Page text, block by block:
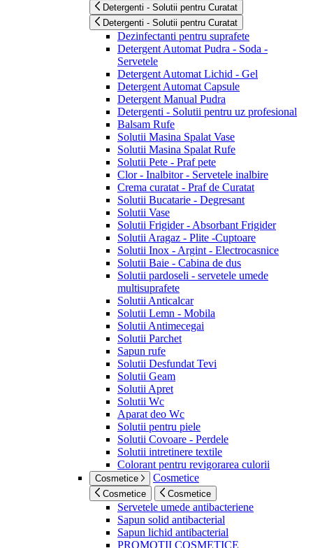
Detergenti - Solutii pentru Curatat
Detergenti - Solutii pentru Curatat
Dezinfectanti pentru suprafete
Detergent Automat Pudra - Soda -
Servetele
Detergent Automat Lichid - Gel
Detergent Automat Capsule
Detergent Manual Pudra
Detergenti - Solutii pentru uz profesional
Balsam Rufe
Solutii Masina Spalat Vase
Solutii Masina Spalat Rufe
Solutii Pete - Praf pete
Clor - Inalbitor - Servetele inalbire
Crema curatat - Praf de Curatat
Solutii Bucatarie - Degresant
Solutii Vase
Solutii Frigider - Absorbant Frigider
Solutii Aragaz - Plite -Cuptoare
Solutii Inox - Argint - Electrocasnice
Solutii Baie - Cabina de dus
Solutii pardoseli - servetele umede
multisuprafete
Solutii Anticalcar
Solutii Lemn - Mobila
Solutii Antimecegai
Solutii Parchet
Sapun rufe
Solutii Desfundat Tevi
Solutii Geam
Solutii Apret
Solutii Wc
Aparat deo Wc
Solutii pentru piele
Solutii Covoare - Perdele
Solutii intretinere textile
Colorant pentru revigorarea culorii
Cosmetice Cosmetice
Cosmetice Cosmetice
Servetele umede antibacteriene
Sapun solid antibacterial
Sapun lichid antibacterial
PROMOTII COSMETICE